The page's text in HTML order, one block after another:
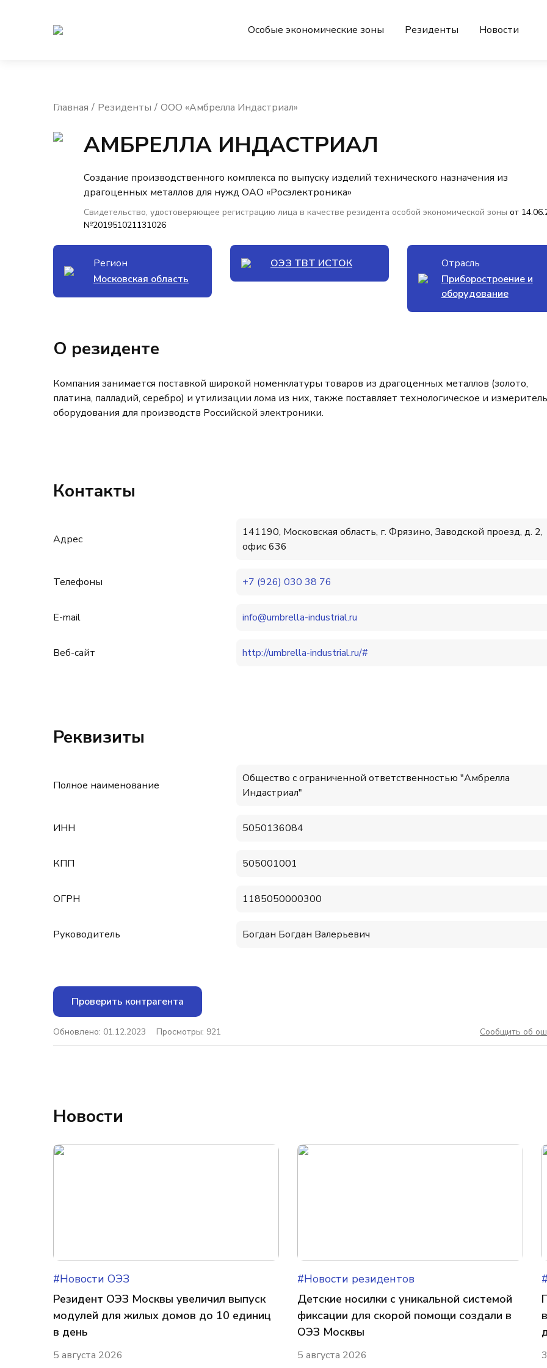
Особые экономические зоны Резиденты Новости
Главная Резиденты ООО «Амбрелла Индастриал»
АМБРЕЛЛА ИНДАСТРИАЛ
Создание производственного комплекса по выпуску изделий технического назначения из
драгоценных металлов для нужд ОАО «Росэлектроника»
Свидетельство, удостоверяющее регистрацию лица в качестве резидента особой экономической зоны от
№201951021131026
Регион
Московская область
ОЭЗ ТВТ ИСТОК
Отрасль
Приборостроение и
оборудование
О резиденте
Компания занимается поставкой широкой номенклатуры товаров из драгоценных металлов (золото,
платина, палладий, серебро) и утилизации лома из них, также поставляет технологическое и
оборудования для производств Российской электроники.
Контакты
Адрес
141190, Московская область, г. Фрязино, Заводской проезд, д. 2,
офис 636
Телефоны +7 (926) 030 38 76
E-mail info@umbrella-industrial.ru
Веб-сайт http://umbrella-industrial.ru/#
Реквизиты
Полное наименование
Общество с ограниченной ответственностью "Амбрелла
Индастриал"
ИНН 5050136084
КПП 505001001
ОГРН 1185050000300
Руководитель Богдан Богдан Валерьевич
Проверить контрагента
Обновлено: 01.12.2023 Просмотры: 921 Сообщить об
Новости
#Новости ОЭЗ
Резидент ОЭЗ Москвы увеличил выпуск
модулей для жилых домов до 10 единиц
в день
5 августа 2026
#Новости резидентов
Детские носилки с уникальной системой
фиксации для скорой помощи создали в
ОЭЗ Москвы
5 августа 2026